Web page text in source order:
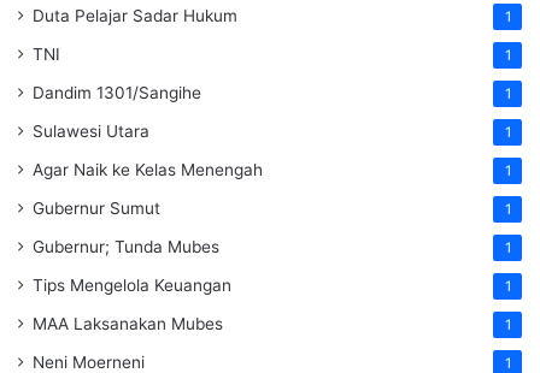
Duta Pelajar Sadar Hukum 1
TNI 1
Dandim 1301/Sangihe 1
Sulawesi Utara 1
Agar Naik ke Kelas Menengah 1
Gubernur Sumut 1
Gubernur; Tunda Mubes 1
Tips Mengelola Keuangan 1
MAA Laksanakan Mubes 1
Neni Moerneni 1